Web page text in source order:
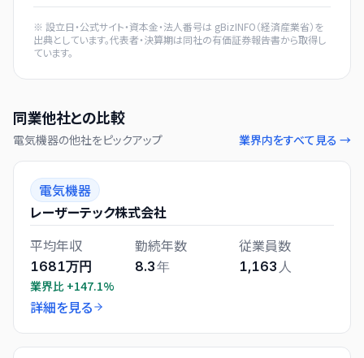
※ 設立日・公式サイト・資本金・法人番号は gBizINFO（経済産業省）を
出典としています。代表者・決算期は同社の有価証券報告書から取得し
ています。
同業他社との比較
電気機器の他社をピックアップ 業界内をすべて見る →
電気機器
レーザーテック株式会社
平均年収
1681万円
業界比 +147.1%
勤続年数
8.3年
従業員数
1,163 人
詳細を見る